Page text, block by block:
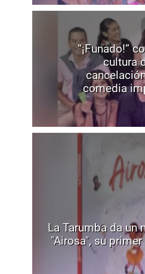
“¡Funado!”
cultura
comedia
La Tarumba da un
"Airosa", su